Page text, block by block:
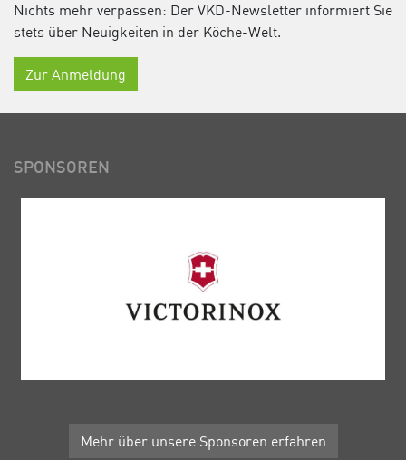
Nichts mehr verpassen: Der VKD-Newsletter informiert Sie
stets über Neuigkeiten in der Köche-Welt.
Zur Anmeldung
SPONSOREN
Mehr über unsere Sponsoren erfahren